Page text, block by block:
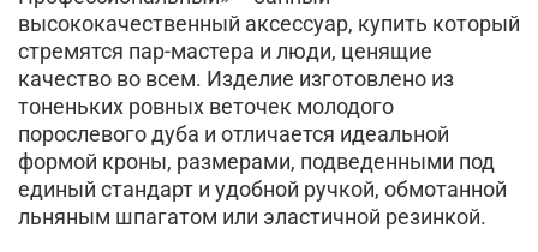
высококачественный аксессуар, купить который
стремятся пар-мастера и люди, ценящие
качество во всем. Изделие изготовлено из
тоненьких ровных веточек молодого
порослевого дуба и отличается идеальной
формой кроны, размерами, подведенными под
единый стандарт и удобной ручкой, обмотанной
льняным шпагатом или эластичной резинкой.